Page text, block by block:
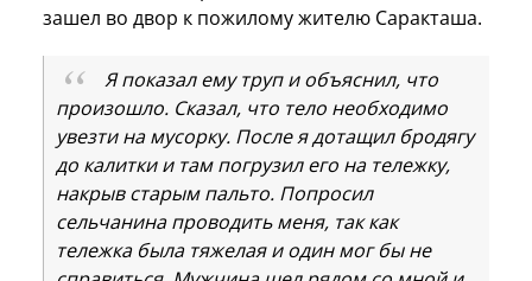
зашел во двор к пожилому жителю Саракташа.
Я показал ему труп и объяснил, что
произошло. Сказал, что тело необходимо
увезти на мусорку. После я дотащил бродягу
до калитки и там погрузил его на тележку,
накрыв старым пальто. Попросил
сельчанина проводить меня, так как
тележка была тяжелая и один мог бы не